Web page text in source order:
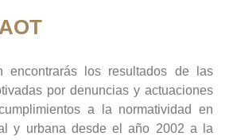
encontrarás los resultados de las
por denuncias y actuaciones
a la normatividad en
y urbana desde el año 2002 a la